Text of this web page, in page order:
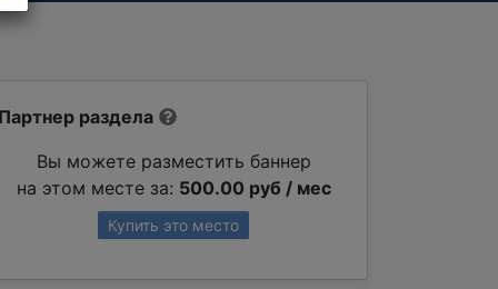
Партнер раздела
Вы можете разместить баннер
на этом месте за: 500.00 руб / мес
Купить это место